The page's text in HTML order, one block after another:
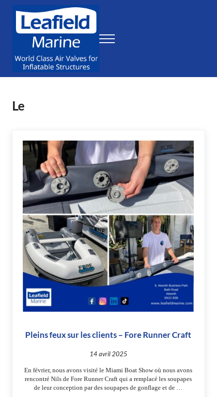
Leafield Marine
Menu
Le
Pleins feux sur les clients – Fore Runner Craft
14 avril 2025
En février, nous avons visité le Miami Boat Show où nous avons
rencontré Nils de Fore Runner Craft qui a remplacé les soupapes
de leur conception par des soupapes de gonflage et de …